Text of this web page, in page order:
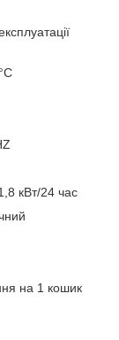
кВт/24 час
на 1 кошик